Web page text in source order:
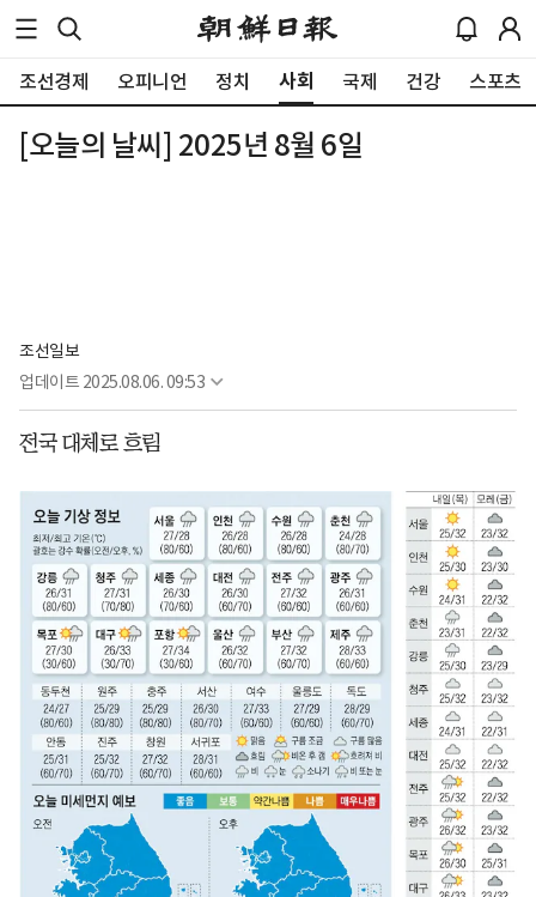
조선경제 오피니언 정치 사회 국제 건강 스포츠
[오늘의 날씨] 2025년 8월 6일
조선일보
업데이트 2025.08.06. 09:53
전국 대체로 흐림